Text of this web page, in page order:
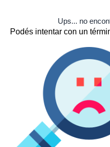
Ups... no
Podés intentar con un